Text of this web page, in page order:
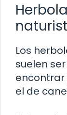
Los
suelen
encontrar
el de